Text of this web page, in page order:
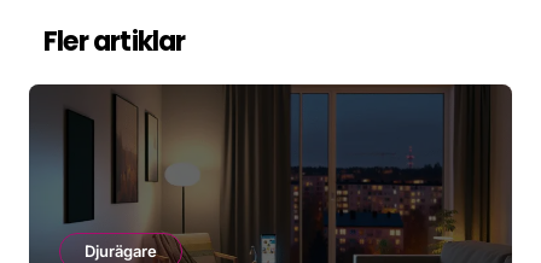
Fler artiklar
Djurägare